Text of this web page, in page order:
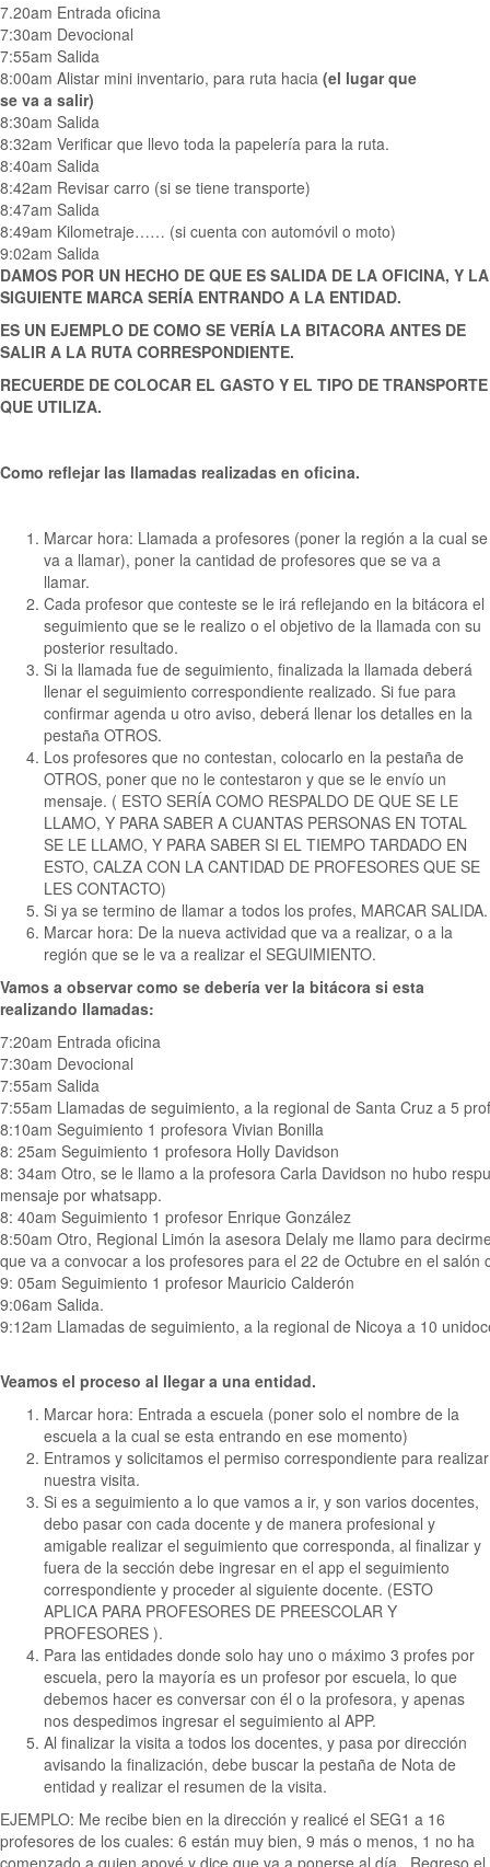
7.20am Entrada oficina
7:30am Devocional
7:55am Salida
8:00am Alistar mini inventario, para ruta hacia (el lugar que
se va a salir)
8:30am Salida
8:32am Verificar que llevo toda la papelería para la ruta.
8:40am Salida
8:42am Revisar carro (si se tiene transporte)
8:47am Salida
8:49am Kilometraje…… (si cuenta con automóvil o moto)
9:02am Salida
DAMOS POR UN HECHO DE QUE ES SALIDA DE LA OFICINA, Y LA
SIGUIENTE MARCA SERÍA ENTRANDO A LA ENTIDAD.
ES UN EJEMPLO DE COMO SE VERÍA LA BITACORA ANTES DE
SALIR A LA RUTA CORRESPONDIENTE.
RECUERDE DE COLOCAR EL GASTO Y EL TIPO DE TRANSPORTE
QUE UTILIZA.
Como reflejar las llamadas realizadas en oficina.
Marcar hora: Llamada a profesores (poner la región a la cual se
va a llamar), poner la cantidad de profesores que se va a
llamar.
Cada profesor que conteste se le irá reflejando en la bitácora el
seguimiento que se le realizo o el objetivo de la llamada con su
posterior resultado.
Si la llamada fue de seguimiento, finalizada la llamada deberá
llenar el seguimiento correspondiente realizado. Si fue para
confirmar agenda u otro aviso, deberá llenar los detalles en la
pestaña OTROS.
Los profesores que no contestan, colocarlo en la pestaña de
OTROS, poner que no le contestaron y que se le envío un
mensaje. ( ESTO SERÍA COMO RESPALDO DE QUE SE LE
LLAMO, Y PARA SABER A CUANTAS PERSONAS EN TOTAL
SE LE LLAMO, Y PARA SABER SI EL TIEMPO TARDADO EN
ESTO, CALZA CON LA CANTIDAD DE PROFESORES QUE SE
LES CONTACTO)
Si ya se termino de llamar a todos los profes, MARCAR SALIDA.
Marcar hora: De la nueva actividad que va a realizar, o a la
región que se le va a realizar el SEGUIMIENTO.
Vamos a observar como se debería ver la bitácora si esta
realizando llamadas:
7:20am Entrada oficina
7:30am Devocional
7:55am Salida
7:55am Llamadas de seguimiento, a la regional de Santa Cruz a 5
8:10am Seguimiento 1 profesora Vivian Bonilla
8: 25am Seguimiento 1 profesora Holly Davidson
8: 34am Otro, se le llamo a la profesora Carla Davidson no hubo
mensaje por whatsapp.
8: 40am Seguimiento 1 profesor Enrique González
8:50am Otro, Regional Limón la asesora Delaly me llamo para
que va a convocar a los profesores para el 22 de Octubre en el salón
9: 05am Seguimiento 1 profesor Mauricio Calderón
9:06am Salida.
9:12am Llamadas de seguimiento, a la regional de Nicoya a 10
Veamos el proceso al llegar a una entidad.
Marcar hora: Entrada a escuela (poner solo el nombre de la
escuela a la cual se esta entrando en ese momento)
Entramos y solicitamos el permiso correspondiente para realizar
nuestra visita.
Si es a seguimiento a lo que vamos a ir, y son varios docentes,
debo pasar con cada docente y de manera profesional y
amigable realizar el seguimiento que corresponda, al finalizar y
fuera de la sección debe ingresar en el app el seguimiento
correspondiente y proceder al siguiente docente. (ESTO
APLICA PARA PROFESORES DE PREESCOLAR Y
PROFESORES ).
Para las entidades donde solo hay uno o máximo 3 profes por
escuela, pero la mayoría es un profesor por escuela, lo que
debemos hacer es conversar con él o la profesora, y apenas
nos despedimos ingresar el seguimiento al APP.
Al finalizar la visita a todos los docentes, y pasa por dirección
avisando la finalización, debe buscar la pestaña de Nota de
entidad y realizar el resumen de la visita.
EJEMPLO: Me recibe bien en la dirección y realicé el SEG1 a 16
profesores de los cuales: 6 están muy bien, 9 más o menos, 1 no ha
comenzado a quien apoyé y dice que va a ponerse al día. Regreso el